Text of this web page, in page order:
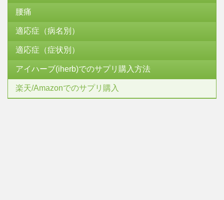
腰痛
適応症（病名別）
適応症（症状別）
アイハーブ(iherb)でのサプリ購入方法
楽天/Amazonでのサプリ購入